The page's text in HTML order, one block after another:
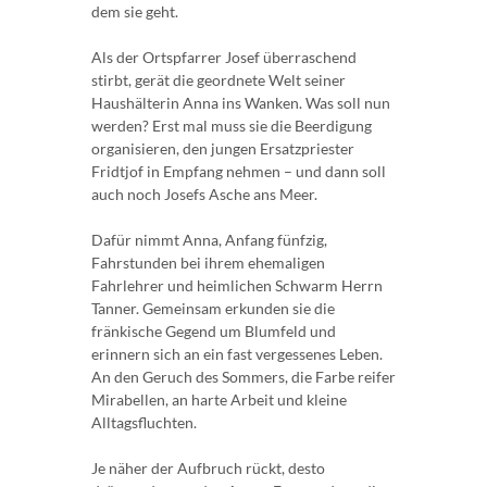
dem sie geht.
Als der Ortspfarrer Josef überraschend
stirbt, gerät die geordnete Welt seiner
Haushälterin Anna ins Wanken. Was soll nun
werden? Erst mal muss sie die Beerdigung
organisieren, den jungen Ersatzpriester
Fridtjof in Empfang nehmen – und dann soll
auch noch Josefs Asche ans Meer.
Dafür nimmt Anna, Anfang fünfzig,
Fahrstunden bei ihrem ehemaligen
Fahrlehrer und heimlichen Schwarm Herrn
Tanner. Gemeinsam erkunden sie die
fränkische Gegend um Blumfeld und
erinnern sich an ein fast vergessenes Leben.
An den Geruch des Sommers, die Farbe reifer
Mirabellen, an harte Arbeit und kleine
Alltagsfluchten.
Je näher der Aufbruch rückt, desto